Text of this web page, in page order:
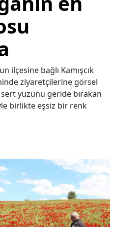
ilçesine bağlı Kamışcık
ziyaretçilerine görsel
sert yüzünü geride bırakan
birlikte eşsiz bir renk